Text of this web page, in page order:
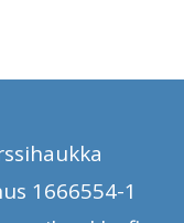
1666554-1